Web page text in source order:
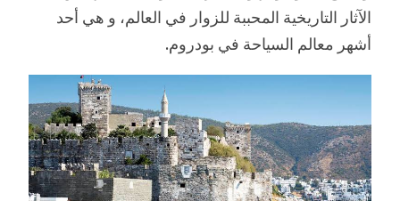
الآثار التاريخية المحببة للزوار في العالم، و هي أحد
أشهر معالم السياحة في بودروم.